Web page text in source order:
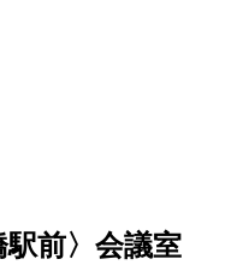
前〉会議室